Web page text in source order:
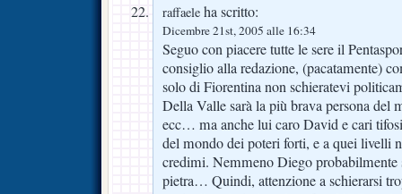
raffaele ha scritto:
Dicembre 21st, 2005 alle 16:34
Seguo con piacere tutte le sere il
consiglio alla redazione, (pacatamente)
solo di Fiorentina non schieratevi
Della Valle sarà la più brava persona
ecc… ma anche lui caro David e cari
del mondo dei poteri forti, e a quei livelli
credimi. Nemmeno Diego probabilmente
pietra… Quindi, attenzione a schierarsi